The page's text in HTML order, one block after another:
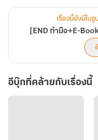
เรื่องนี้ยังมีใน
[END ทำมือ+E-
อีบุ๊กที่คล้ายกับเรื่องนี้